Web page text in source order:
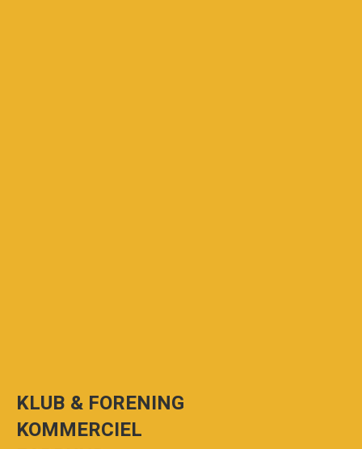
KLUB & FORENING
KOMMERCIEL